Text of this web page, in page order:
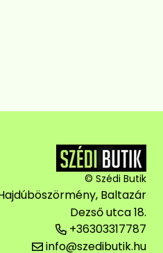
© Szédi Butik
Baltazár
Dezső utca 18.
+36303317787
info@szedibutik.hu